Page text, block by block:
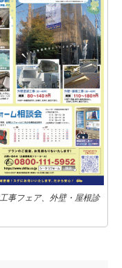
事フェア、外壁・屋根診